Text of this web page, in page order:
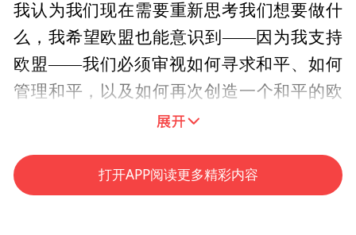
我认为我们现在需要重新思考我们想要做什
么，我希望欧盟也能意识到——因为我支持
欧盟——我们必须审视如何寻求和平、如何
管理和平，以及如何再次创造一个和平的欧
洲。杰夫可能会在这方面为我们提供一些见
杰弗里·萨克斯：过去这36年，我非常密切地
打开APP阅读更多精彩内容